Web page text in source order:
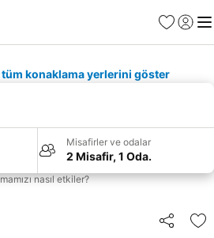
Favoriler
Giriş
tüm konaklama yerlerini göster
Misafirler ve odalar
2 Misafir, 1 Oda.
nasıl etkiler?
Paylaş